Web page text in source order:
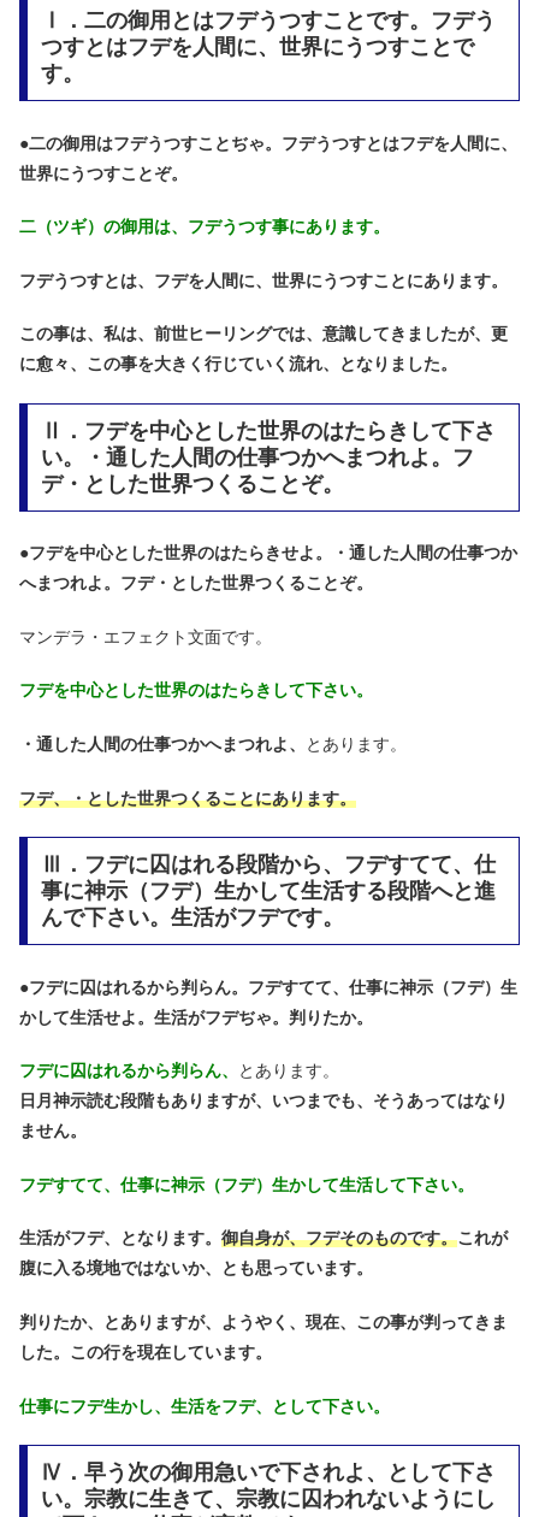
Ⅰ．二の御用とはフデうつすことです。フデう
つすとはフデを人間に、世界にうつすことで
す。
●二の御用はフデうつすことぢゃ。フデうつすとはフデを人間に、
世界にうつすことぞ。
二（ツギ）の御用は、フデうつす事にあります。
フデうつすとは、フデを人間に、世界にうつすことにあります。
この事は、私は、前世ヒーリングでは、意識してきましたが、更
に愈々、この事を大きく行じていく流れ、となりました。
Ⅱ．フデを中心とした世界のはたらきして下さ
い。・通した人間の仕事つかへまつれよ。フ
デ・とした世界つくることぞ。
●フデを中心とした世界のはたらきせよ。・通した人間の仕事つか
へまつれよ。フデ・とした世界つくることぞ。
マンデラ・エフェクト文面です。
フデを中心とした世界のはたらきして下さい。
・通した人間の仕事つかへまつれよ、 とあります。
フデ、・とした世界つくることにあります。
Ⅲ．フデに囚はれる段階から、フデすてて、仕
事に神示（フデ）生かして生活する段階へと進
んで下さい。生活がフデです。
●フデに囚はれるから判らん。フデすてて、仕事に神示（フデ）生
かして生活せよ。生活がフデぢゃ。判りたか。
フデに囚はれるから判らん、
とあります。
日月神示読む段階もありますが、いつまでも、そうあってはなり
ません。
フデすてて、仕事に神示（フデ）生かして生活して下さい。
生活がフデ、となります。 御自身が、フデそのものです。これが
腹に入る境地ではないか、とも思っています。
判りたか、とありますが、ようやく、現在、この事が判ってきま
した。この行を現在しています。
仕事にフデ生かし、生活をフデ、として下さい。
Ⅳ．早う次の御用急いで下されよ、として下さ
い。宗教に生きて、宗教に囚われないようにし